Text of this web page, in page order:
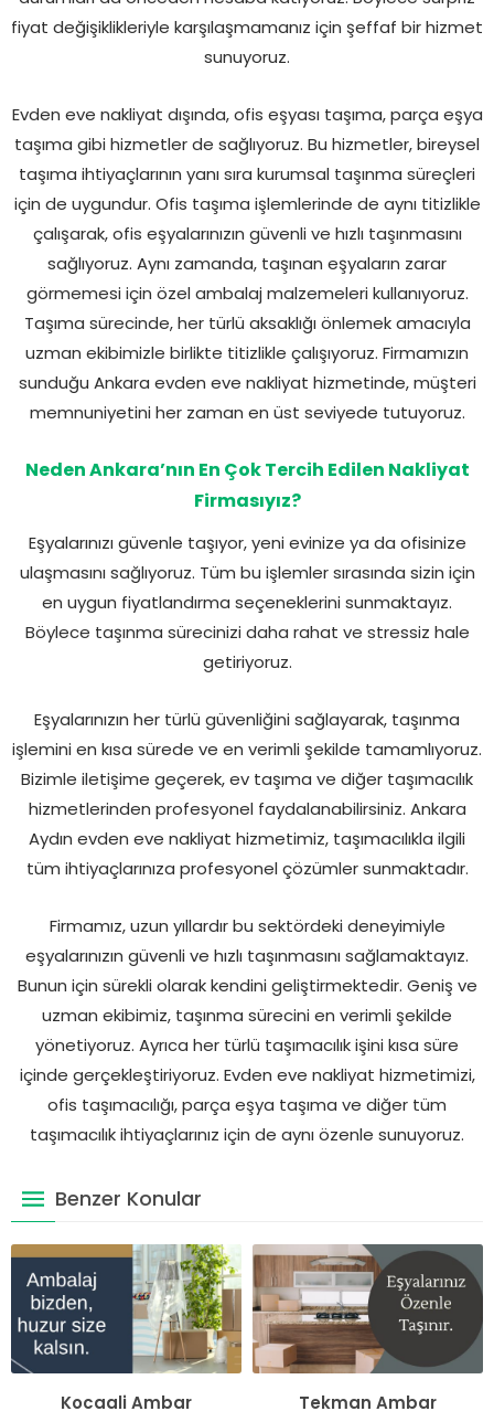
fiyat değişiklikleriyle karşılaşmamanız için şeffaf bir hizmet
sunuyoruz.
Evden eve nakliyat dışında, ofis eşyası taşıma, parça eşya
taşıma gibi hizmetler de sağlıyoruz. Bu hizmetler, bireysel
taşıma ihtiyaçlarının yanı sıra kurumsal taşınma süreçleri
için de uygundur. Ofis taşıma işlemlerinde de aynı titizlikle
çalışarak, ofis eşyalarınızın güvenli ve hızlı taşınmasını
sağlıyoruz. Aynı zamanda, taşınan eşyaların zarar
görmemesi için özel ambalaj malzemeleri kullanıyoruz.
Taşıma sürecinde, her türlü aksaklığı önlemek amacıyla
uzman ekibimizle birlikte titizlikle çalışıyoruz. Firmamızın
sunduğu Ankara evden eve nakliyat hizmetinde, müşteri
memnuniyetini her zaman en üst seviyede tutuyoruz.
Neden Ankara’nın En Çok Tercih Edilen Nakliyat
Firmasıyız?
Eşyalarınızı güvenle taşıyor, yeni evinize ya da ofisinize
ulaşmasını sağlıyoruz. Tüm bu işlemler sırasında sizin için
en uygun fiyatlandırma seçeneklerini sunmaktayız.
Böylece taşınma sürecinizi daha rahat ve stressiz hale
getiriyoruz.
Eşyalarınızın her türlü güvenliğini sağlayarak, taşınma
işlemini en kısa sürede ve en verimli şekilde tamamlıyoruz.
Bizimle iletişime geçerek, ev taşıma ve diğer taşımacılık
hizmetlerinden profesyonel faydalanabilirsiniz. Ankara
Aydın evden eve nakliyat hizmetimiz, taşımacılıkla ilgili
tüm ihtiyaçlarınıza profesyonel çözümler sunmaktadır.
Firmamız, uzun yıllardır bu sektördeki deneyimiyle
eşyalarınızın güvenli ve hızlı taşınmasını sağlamaktayız.
Bunun için sürekli olarak kendini geliştirmektedir. Geniş ve
uzman ekibimiz, taşınma sürecini en verimli şekilde
yönetiyoruz. Ayrıca her türlü taşımacılık işini kısa süre
içinde gerçekleştiriyoruz. Evden eve nakliyat hizmetimizi,
ofis taşımacılığı, parça eşya taşıma ve diğer tüm
taşımacılık ihtiyaçlarınız için de aynı özenle sunuyoruz.
Benzer Konular
Kocaali Ambar Tekman Ambar